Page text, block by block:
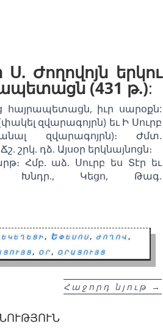
Ժողովոյն երկու
(431 թ.):
հայրապետացն, իւր սարօքն:
զվարագոյրն) եւ Ի Սուրբ
զվարագոյրն)։ Ժմտ.
դձ. Այսօր երկնայնոցն։
Հմբ. աձ. Սուրբ ես Տէր եւ
Խնդր., Կեցո, Թագ.
եկեղեցի, Եփեսոս, ժողով ,
, օր, օրացույց
Հաջորդ նյութ →